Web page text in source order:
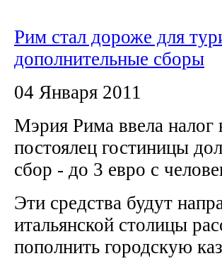
Рим стал дороже для
дополнительные сборы
04 Января 2011
Мэрия Рима ввела налог
постоялец гостиницы
сбор - до 3 евро с
Эти средства будут
итальянской столицы
пополнить городскую